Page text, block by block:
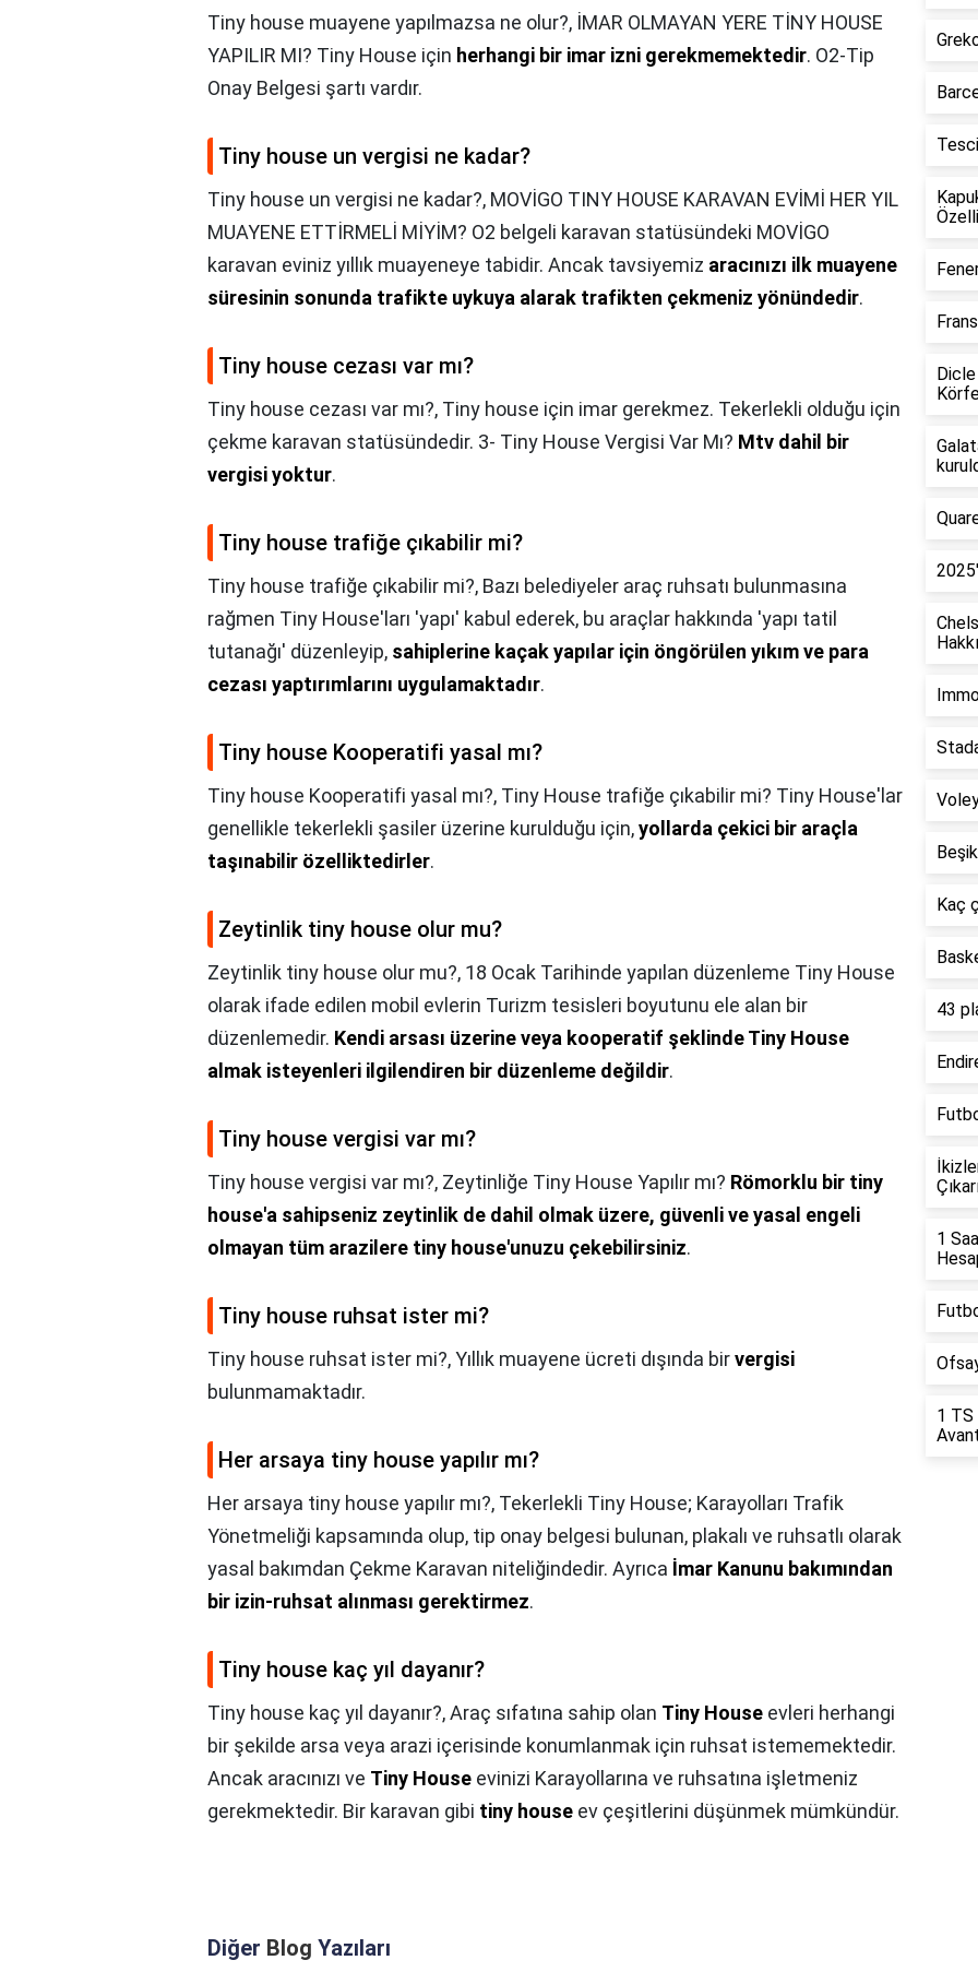
Tiny house muayene yapılmazsa ne olur?, İMAR OLMAYAN YERE TİNY HOUSE
YAPILIR MI? Tiny House için herhangi bir imar izni gerekmemektedir. O2-Tip
Onay Belgesi şartı vardır.
Tiny house un vergisi ne kadar?
Tiny house un vergisi ne kadar?, MOVİGO TINY HOUSE KARAVAN EVİMİ HER YIL
MUAYENE ETTİRMELİ MİYİM? O2 belgeli karavan statüsündeki MOVİGO
karavan eviniz yıllık muayeneye tabidir. Ancak tavsiyemiz aracınızı ilk muayene
süresinin sonunda trafikte uykuya alarak trafikten çekmeniz yönündedir.
Tiny house cezası var mı?
Tiny house cezası var mı?, Tiny house için imar gerekmez. Tekerlekli olduğu için
çekme karavan statüsündedir. 3- Tiny House Vergisi Var Mı? Mtv dahil bir
vergisi yoktur.
Tiny house trafiğe çıkabilir mi?
Tiny house trafiğe çıkabilir mi?, Bazı belediyeler araç ruhsatı bulunmasına
rağmen Tiny House'ları 'yapı' kabul ederek, bu araçlar hakkında 'yapı tatil
tutanağı' düzenleyip, sahiplerine kaçak yapılar için öngörülen yıkım ve para
cezası yaptırımlarını uygulamaktadır.
Tiny house Kooperatifi yasal mı?
Tiny house Kooperatifi yasal mı?, Tiny House trafiğe çıkabilir mi? Tiny House'lar
genellikle tekerlekli şasiler üzerine kurulduğu için,yollarda çekici bir araçla
taşınabilir özelliktedirler.
Zeytinlik tiny house olur mu?
Zeytinlik tiny house olur mu?, 18 Ocak Tarihinde yapılan düzenleme Tiny House
olarak ifade edilen mobil evlerin Turizm tesisleri boyutunu ele alan bir
düzenlemedir. Kendi arsası üzerine veya kooperatif şeklinde Tiny House
almak isteyenleri ilgilendiren bir düzenleme değildir.
Tiny house vergisi var mı?
Tiny house vergisi var mı?, Zeytinliğe Tiny House Yapılır mı? Römorklu bir tiny
house'a sahipseniz zeytinlik de dahil olmak üzere, güvenli ve yasal engeli
olmayan tüm arazilere tiny house'unuzu çekebilirsiniz.
Tiny house ruhsat ister mi?
Tiny house ruhsat ister mi?,Yıllık muayene ücreti dışında birvergisi
bulunmamaktadır.
Her arsaya tiny house yapılır mı?
Her arsaya tiny house yapılır mı?, Tekerlekli Tiny House; Karayolları Trafik
Yönetmeliği kapsamında olup, tip onay belgesi bulunan, plakalı ve ruhsatlı olarak
yasal bakımdan Çekme Karavan niteliğindedir. Ayrıca İmar Kanunu bakımından
bir izin-ruhsat alınması gerektirmez.
Tiny house kaç yıl dayanır?
Tiny house kaç yıl dayanır?,Araç sıfatına sahip olan Tiny House evleri herhangi
bir şekilde arsa veya arazi içerisinde konumlanmak için ruhsat istememektedir.
Ancak aracınızı ve Tiny House evinizi Karayollarına ve ruhsatına işletmeniz
gerekmektedir. Bir karavan gibi tiny house ev çeşitlerini düşünmek mümkündür.
Diğer Blog Yazıları
Kaç
43
1
1 TS